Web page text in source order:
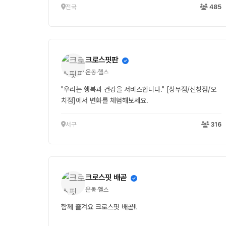
전국 485
크로스핏판
운동·헬스
"우리는 행복과 건강을 서비스합니다." [상무점/신창점/오
치점]에서 변화를 체험해보세요.
서구 316
크로스핏 배곧
운동·헬스
함께 즐겨요 크로스핏 배곧!!